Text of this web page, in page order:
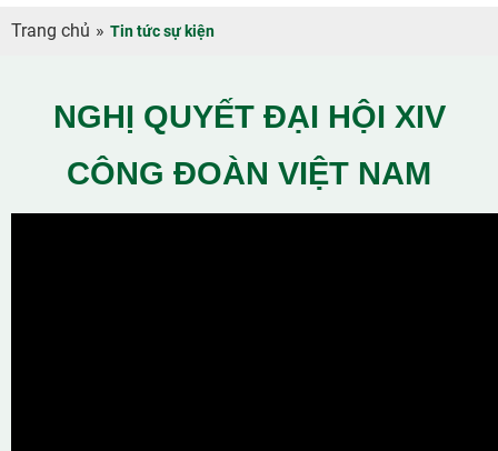
Trang chủ » Tin tức sự kiện
NGHỊ QUYẾT ĐẠI HỘI XIV
CÔNG ĐOÀN VIỆT NAM